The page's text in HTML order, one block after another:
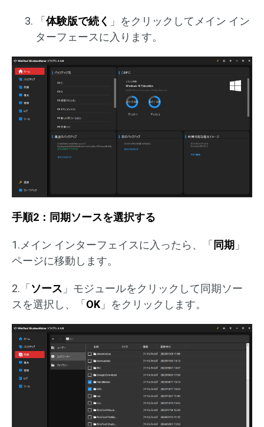
「 体験版で続く 」をクリックしてメイン イン
ターフェースに入ります。
手順2：同期ソースを選択する
1.メイン インターフェイスに入ったら、「 同期 」
ページに移動します。
2.「 ソース 」モジュールをクリックして同期ソー
スを選択し、「 OK 」をクリックします。